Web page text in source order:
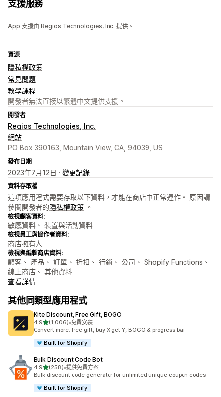
支援服務
App 支援由 Regios Technologies, Inc. 提供。
資源
隱私權政策
常見問題
教學課程
開發者無法直接以繁體中文提供支援。
開發者
Regios Technologies, Inc.
網站
PO Box 390163, Mountain View, CA, 94039, US
發布日期
2023年7月12日 · 變更記錄
資料存取權
這項應用程式需要存取以下資料，才能在商店中正常運作。 原因請
參閱開發者的隱私權政策 。
檢視顧客資料:
敏感資料、 裝置與活動資料
檢視員工與協作者資料:
商店擁有人
檢視與編輯商店資料:
顧客、 產品、 訂單、 折扣、 行銷、 公司、 Shopify Functions、
線上商店、 其他資料
查看詳情
其他同類型應用程式
Kite Discount, Free Gift, BOGO
4.9滿分 5 顆星
(1,006)
共有 1006 則評價
•免費安裝
Convert more: free gift, buy X get Y, BOGO & progress bar
Built for Shopify
Bulk Discount Code Bot
4.9滿分 5 顆星
(258)
共有 258 則評價
•提供免費方案
Bulk discount code generator for unlimited unique coupon codes
Built for Shopify